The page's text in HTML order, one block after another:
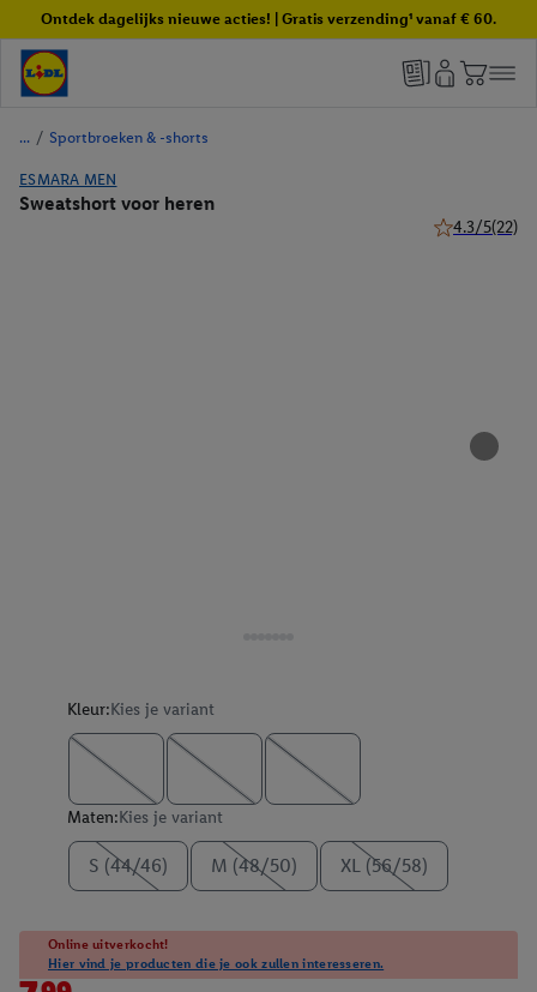
Ontdek dagelijks nieuwe acties! | Gratis verzending¹ vanaf € 60.
/ Sportbroeken & -shorts
ESMARA MEN
Sweatshort voor heren
4.3/5(22)
Kleur:Kies je variant
Maten:Kies je variant
S (44/46) M (48/50) XL (56/58)
Online uitverkocht!
Hier vind je producten die je ook zullen interesseren.